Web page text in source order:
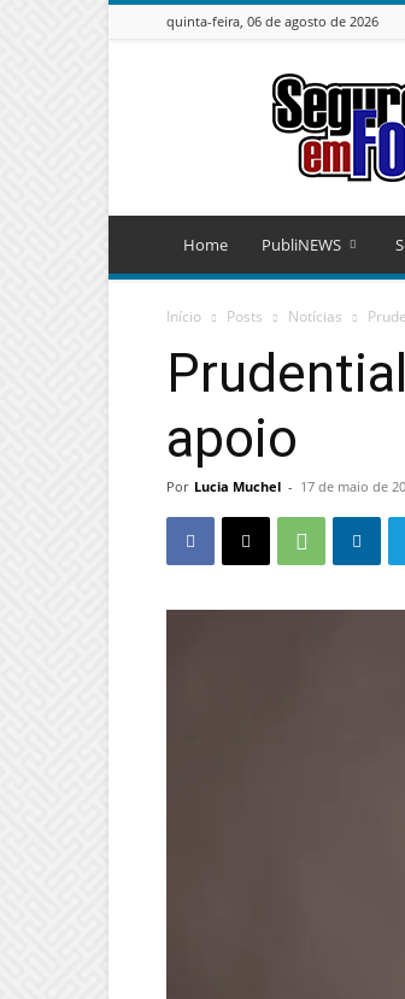
quinta-feira, 06 de agosto de 2026
em
Foco
Home PubliNEWS
Início Posts Notícias
apoio
Por Lucia Muchel - 17 de maio de